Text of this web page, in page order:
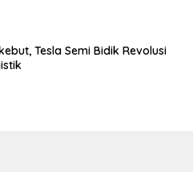
Tesla Semi Bidik Revolusi